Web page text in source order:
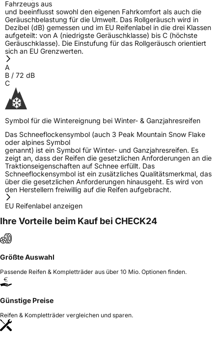
3PMSF / Schneeflockensymbol / Alpine-SymbolJa
EPREL ID441842
Allgemeine Produktsicherheit (GPSR)
Fahrzeugs aus
und beeinflusst sowohl den eigenen Fahrkomfort als auch die
Geräuschbelastung für die Umwelt. Das Rollgeräusch wird in
Dezibel (dB) gemessen und im EU Reifenlabel in die drei Klassen
aufgeteilt: von A (niedrigste Geräuschklasse) bis C (höchste
Geräuschklasse). Die Einstufung für das Rollgeräusch orientiert
sich an EU Grenzwerten.
A
B / 72 dB
C
Symbol für die Wintereignung bei Winter- & Ganzjahresreifen
Das Schneeflockensymbol (auch 3 Peak Mountain Snow Flake
oder alpines Symbol
genannt) ist ein Symbol für Winter- und Ganzjahresreifen. Es
zeigt an, dass der Reifen die gesetzlichen Anforderungen an die
Traktionseigenschaften auf Schnee erfüllt. Das
Schneeflockensymbol ist ein zusätzliches Qualitätsmerkmal, das
über die gesetzlichen Anforderungen hinausgeht. Es wird von
den Herstellern freiwillig auf die Reifen aufgebracht.
EU Reifenlabel anzeigen
Ihre Vorteile beim Kauf bei CHECK24
Größte Auswahl
Passende Reifen & Kompletträder aus über 10 Mio. Optionen finden.
Günstige Preise
Reifen & Kompletträder vergleichen und sparen.